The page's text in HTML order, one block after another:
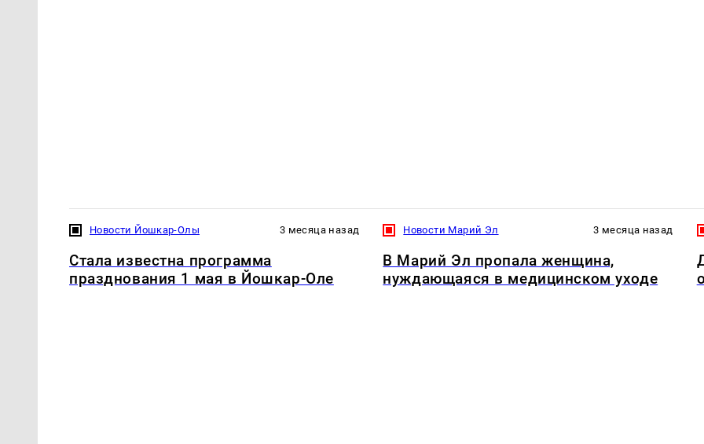
Новости Йошкар-Олы 3 месяца назад
Стала известна программа
празднования 1 мая в Йошкар-Оле
Новости Марий Эл 3 месяца назад
В Марий Эл пропала женщина,
нуждающаяся в медицинском уходе